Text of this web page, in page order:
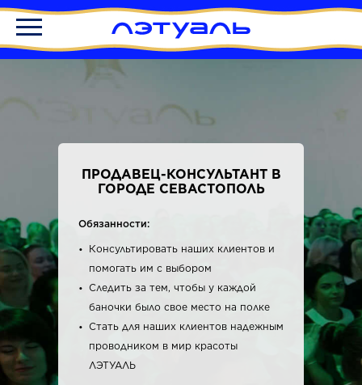
ПРОДАВЕЦ-КОНСУЛЬТАНТ В
ГОРОДЕ СЕВАСТОПОЛЬ
Обязанности:
Консультировать наших клиентов и
помогать им с выбором
Следить за тем, чтобы у каждой
баночки было свое место на полке
Стать для наших клиентов надежным
проводником в мир красоты
ЛЭТУАЛЬ